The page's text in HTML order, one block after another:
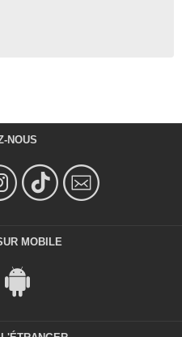
NOUS
MOBILE